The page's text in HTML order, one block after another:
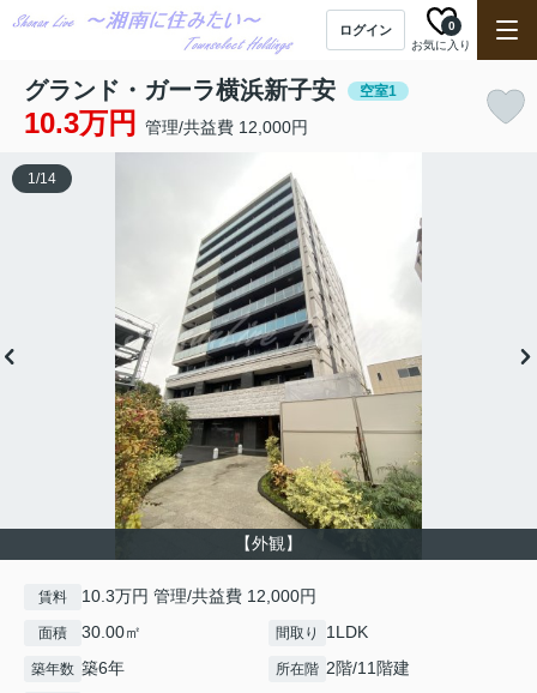
ログイン
お気に入り
0
グランド・ガーラ横浜新子安 空室1
10.3万円 管理/共益費 12,000円
【外観】
1/14
賃料 10.3万円 管理/共益費 12,000円
面積 30.00㎡ 間取り 1LDK
築年数 築6年 所在階 2階/11階建